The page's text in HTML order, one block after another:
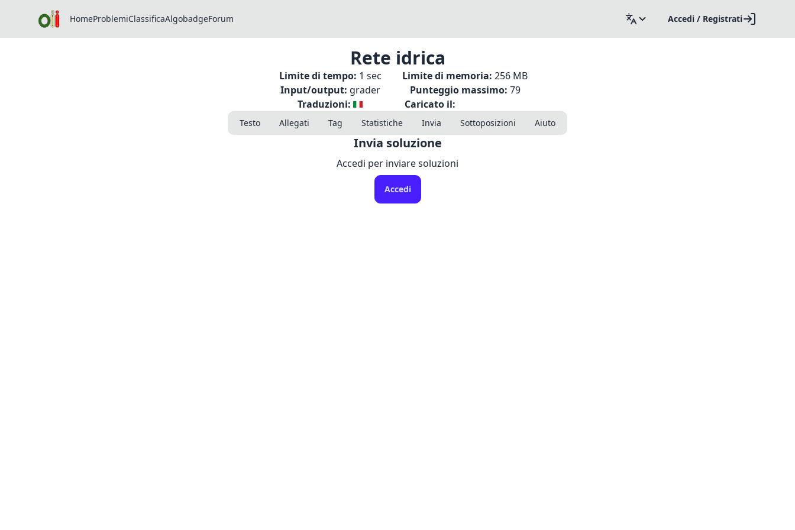
HomeProblemiClassificaAlgobadgeForum Accedi / Registrati
Rete idrica
Limite di tempo: 1 sec Limite di memoria: 256 MB
Input/output: grader Punteggio massimo: 79
Traduzioni:
Caricato il:
Testo Allegati Tag Statistiche Invia Sottoposizioni Aiuto
Invia soluzione
Accedi per inviare soluzioni
Accedi